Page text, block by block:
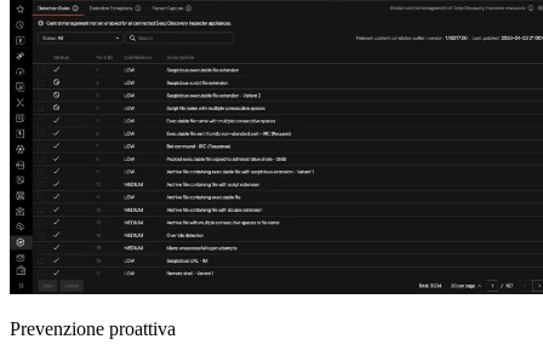
Prevenzione proattiva